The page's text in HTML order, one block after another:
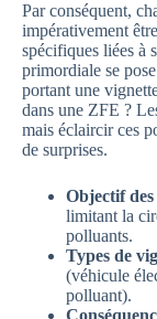
Par conséquent,
impérativement
spécifiques liées à
primordiale se
portant une
dans une ZFE ?
mais éclaircir ces
de surprises.
Objectif
limitant la
polluants.
Types de
(véhicule
polluant).